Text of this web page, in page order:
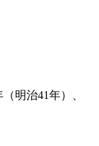
明治41年）、